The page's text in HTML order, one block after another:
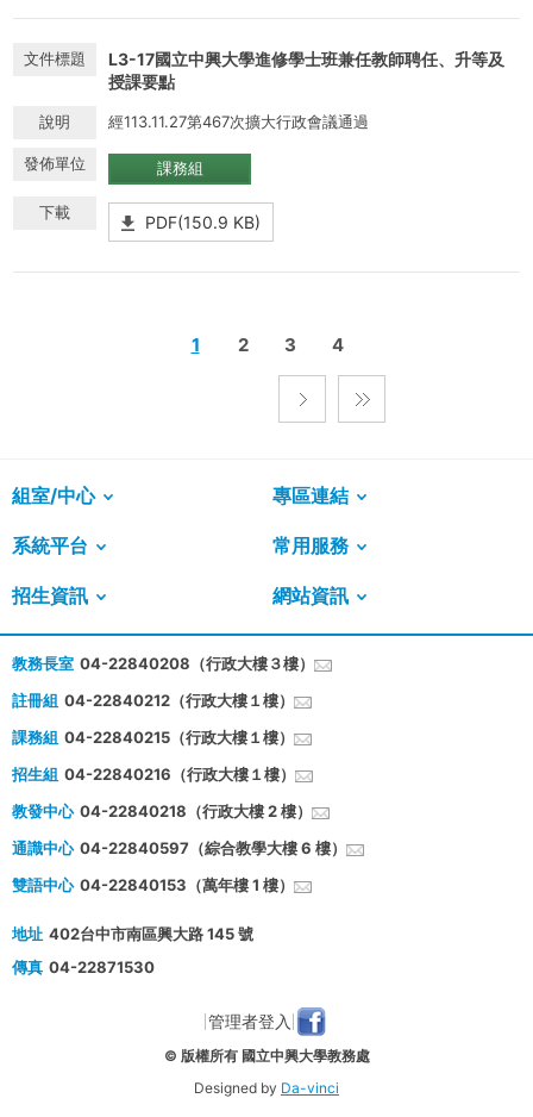
L3-17國立中興大學進修學士班兼任教師聘任、升等及
授課要點
經113.11.27第467次擴大行政會議通過
課務組
PDF(150.9 KB)
1 2 3 4
組室/中心 專區連結
系統平台 常用服務
招生資訊 網站資訊
教務長室 04-22840208（行政大樓３樓）
註冊組 04-22840212（行政大樓１樓）
課務組 04-22840215（行政大樓１樓）
招生組 04-22840216（行政大樓１樓）
教發中心 04-22840218（行政大樓 2 樓）
通識中心 04-22840597（綜合教學大樓 6 樓）
雙語中心 04-22840153（萬年樓 1 樓）
地址 402台中市南區興大路 145 號
傳真 04-22871530
管理者登入
© 版權所有 國立中興大學教務處
Designed by Da-vinci